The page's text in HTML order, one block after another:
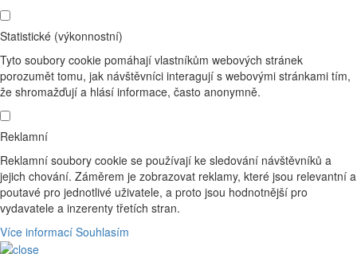
Statistické (výkonnostní)
Tyto soubory cookie pomáhají vlastníkům webových stránek
porozumět tomu, jak návštěvníci interagují s webovými stránkami tím,
že shromažďují a hlásí informace, často anonymně.
Reklamní
Reklamní soubory cookie se používají ke sledování návštěvníků a
jejich chování. Záměrem je zobrazovat reklamy, které jsou relevantní a
poutavé pro jednotlivé uživatele, a proto jsou hodnotnější pro
vydavatele a inzerenty třetích stran.
Více informací Souhlasím